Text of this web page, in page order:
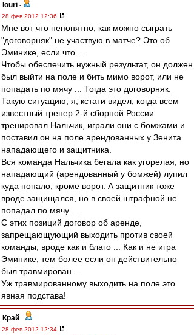
Iouri -
28 фев 2012 12:36
Мне вот что непонятно, как можно сыграть
"договорняк" не участвую в матче? Это об
Эминике, если что ...
Чтобы обеспечить нужный результат, он должен
был выйти на поле и бить мимо ворот, или не
попадать по мячу ... Тогда это договорняк.
Такую ситуацию, я, кстати видел, когда всем
известный тренер 2-й сборной России
тренировал Нальчик, играли они с бомжами и
поставил он на поле арендованных у Зенита
нападающего и защитника.
Вся команда Нальчика бегала как угорелая, но
нападающий (арендованный у бомжей) лупил
куда попало, кроме ворот. А защитник тоже
вроде защищался, но в своей штрафной не
попадал по мячу ...
С этих позиций договор об аренде,
запрещающующий выходить против своей
команды, вроде как и благо ... Как и не игра
Эминике, тем более если он действительно
был травмирован ...
Уж травмированному выходить на поле это
явная подстава!
Край -
28 фев 2012 12:34